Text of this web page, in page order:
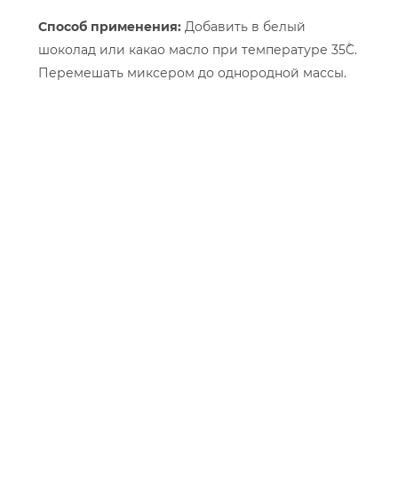
Способ применения: Добавить в белый
шоколад или какао масло при температуре 35˚C.
Перемешать миксером до однородной массы.